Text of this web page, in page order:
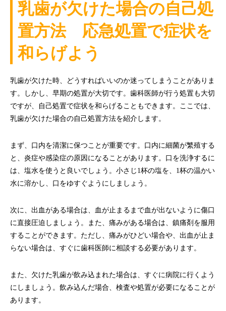
乳歯が欠けた場合の自己処
置方法 応急処置で症状を
和らげよう
乳歯が欠けた時、どうすればいいのか迷ってしまうことがありま
す。しかし、早期の処置が大切です。歯科医師が行う処置も大切
ですが、自己処置で症状を和らげることもできます。ここでは、
乳歯が欠けた場合の自己処置方法を紹介します。
まず、口内を清潔に保つことが重要です。口内に細菌が繁殖する
と、炎症や感染症の原因になることがあります。口を洗浄するに
は、塩水を使うと良いでしょう。小さじ1杯の塩を、1杯の温かい
水に溶かし、口をゆすぐようにしましょう。
次に、出血がある場合は、血が止まるまで血が出ないように傷口
に直接圧迫しましょう。また、痛みがある場合は、鎮痛剤を服用
することができます。ただし、痛みがひどい場合や、出血が止ま
らない場合は、すぐに歯科医師に相談する必要があります。
また、欠けた乳歯が飲み込まれた場合は、すぐに病院に行くよう
にしましょう。飲み込んだ場合、検査や処置が必要になることが
あります。